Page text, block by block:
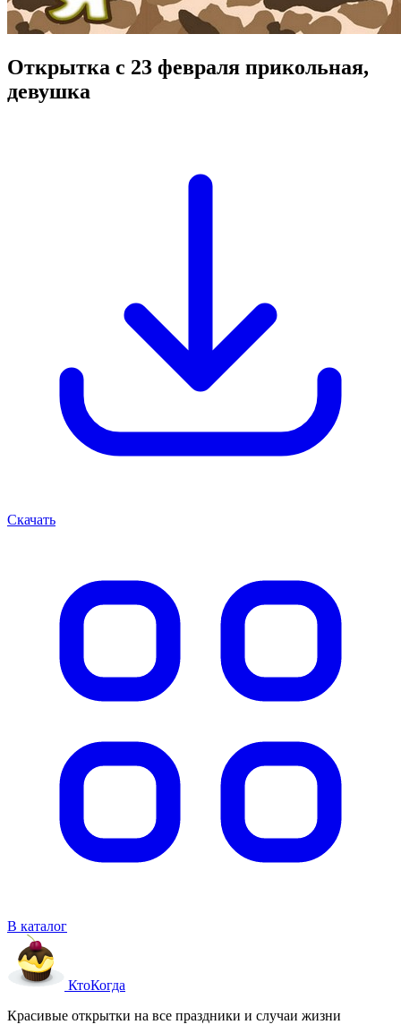
Открытка с 23 февраля прикольная,
девушка
Скачать
В каталог
КтоКогда
Красивые открытки на все праздники и случаи жизни